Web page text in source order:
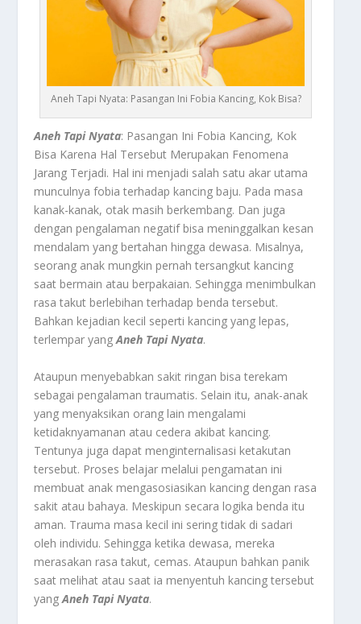
Aneh Tapi Nyata: Pasangan Ini Fobia Kancing, Kok Bisa?
Aneh Tapi Nyata: Pasangan Ini Fobia Kancing, Kok
Bisa Karena Hal Tersebut Merupakan Fenomena
Jarang Terjadi. Hal ini menjadi salah satu akar utama
munculnya fobia terhadap kancing baju. Pada masa
kanak-kanak, otak masih berkembang. Dan juga
dengan pengalaman negatif bisa meninggalkan kesan
mendalam yang bertahan hingga dewasa. Misalnya,
seorang anak mungkin pernah tersangkut kancing
saat bermain atau berpakaian. Sehingga menimbulkan
rasa takut berlebihan terhadap benda tersebut.
Bahkan kejadian kecil seperti kancing yang lepas,
terlempar yangAneh Tapi Nyata.
Ataupun menyebabkan sakit ringan bisa terekam
sebagai pengalaman traumatis. Selain itu, anak-anak
yang menyaksikan orang lain mengalami
ketidaknyamanan atau cedera akibat kancing.
Tentunya juga dapat menginternalisasi ketakutan
tersebut. Proses belajar melalui pengamatan ini
membuat anak mengasosiasikan kancing dengan rasa
sakit atau bahaya. Meskipun secara logika benda itu
aman. Trauma masa kecil ini sering tidak di sadari
oleh individu. Sehingga ketika dewasa, mereka
merasakan rasa takut, cemas. Ataupun bahkan panik
saat melihat atau saat ia menyentuh kancing tersebut
yangAneh Tapi Nyata.